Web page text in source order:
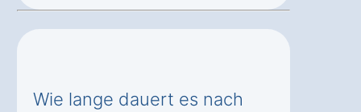
Wie lange dauert es nach